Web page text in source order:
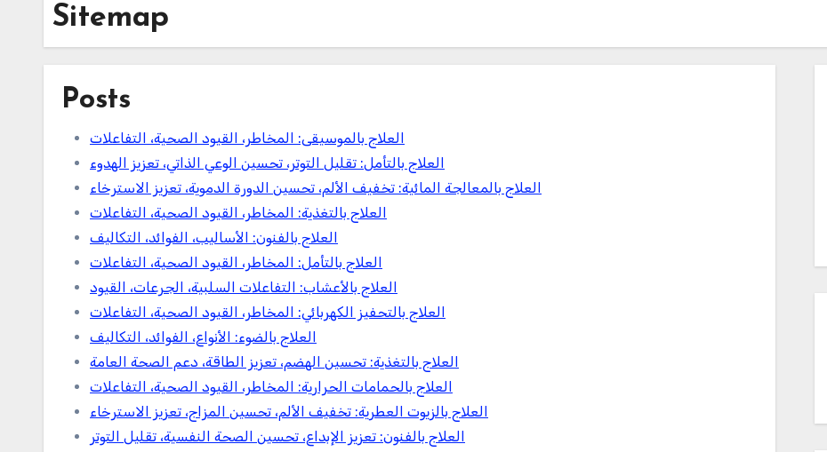
Sitemap
Posts
العلاج بالموسيقى: المخاطر، القيود الصحية، التفاعلات
العلاج بالتأمل: تقليل التوتر، تحسين الوعي الذاتي، تعزيز الهدوء
العلاج بالمعالجة المائية: تخفيف الألم، تحسين الدورة الدموية، تعزيز الاسترخاء
العلاج بالتغذية: المخاطر، القيود الصحية، التفاعلات
العلاج بالفنون: الأساليب، الفوائد، التكاليف
العلاج بالتأمل: المخاطر، القيود الصحية، التفاعلات
العلاج بالأعشاب: التفاعلات السلبية، الجرعات، القيود
العلاج بالتحفيز الكهربائي: المخاطر، القيود الصحية، التفاعلات
العلاج بالضوء: الأنواع، الفوائد، التكاليف
العلاج بالتغذية: تحسين الهضم، تعزيز الطاقة، دعم الصحة العامة
العلاج بالحمامات الحرارية: المخاطر، القيود الصحية، التفاعلات
العلاج بالزيوت العطرية: تخفيف الألم، تحسين المزاج، تعزيز الاسترخاء
العلاج بالفنون: تعزيز الإبداع، تحسين الصحة النفسية، تقليل التوتر